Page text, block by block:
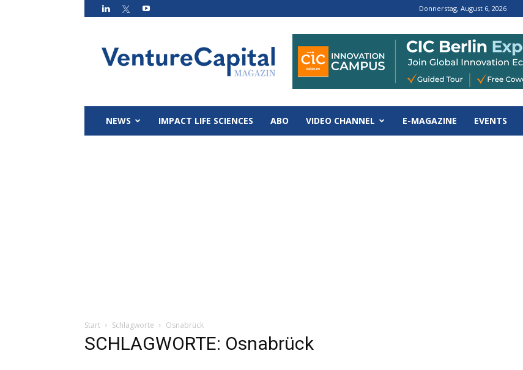
Donnerstag, August 6, 2026
Magazin
NEWS IMPACT LIFE SCIENCES ABO VIDEO CHANNEL E-MAGAZINE EVENTS
Start Schlagworte Osnabrück
SCHLAGWORTE: Osnabrück